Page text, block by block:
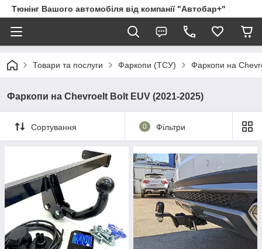
Тюнінг Вашого автомобіля від компанії "Автобар+"
Товари та послуги Фаркопи (ТСУ) Фаркопи на
Фаркопи на Chevroelt Bolt EUV (2021-2025)
Сортування 0 Фільтри